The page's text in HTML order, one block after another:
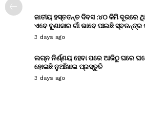
ଜାତୀୟ ହସ୍ତତନ୍ତ ଦିବସ :୪୦ କିମି ଦୂରରେ
ଏବେ ବୁଣାକାର ଗାଁ ଭାବେ ପାଇଛି
3 days ago
ଲଗ୍ନ ନିର୍ଣ୍ଣୟ ହେବା ପରେ ଆଜିଠୁ ଘରେ
ହୋଇଛି ନୁଆଁଖାଇ ପ୍ରସ୍ତୁତି
3 days ago